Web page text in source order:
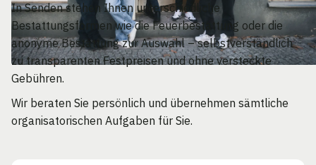
In Senden stehen Ihnen unterschiedliche
Bestattungsformen wie die Feuerbestattung oder die
anonyme Bestattung zur Auswahl – selbstverständlich
zu transparenten Festpreisen und ohne versteckte
Gebühren.
Wir beraten Sie persönlich und übernehmen sämtliche
organisatorischen Aufgaben für Sie.